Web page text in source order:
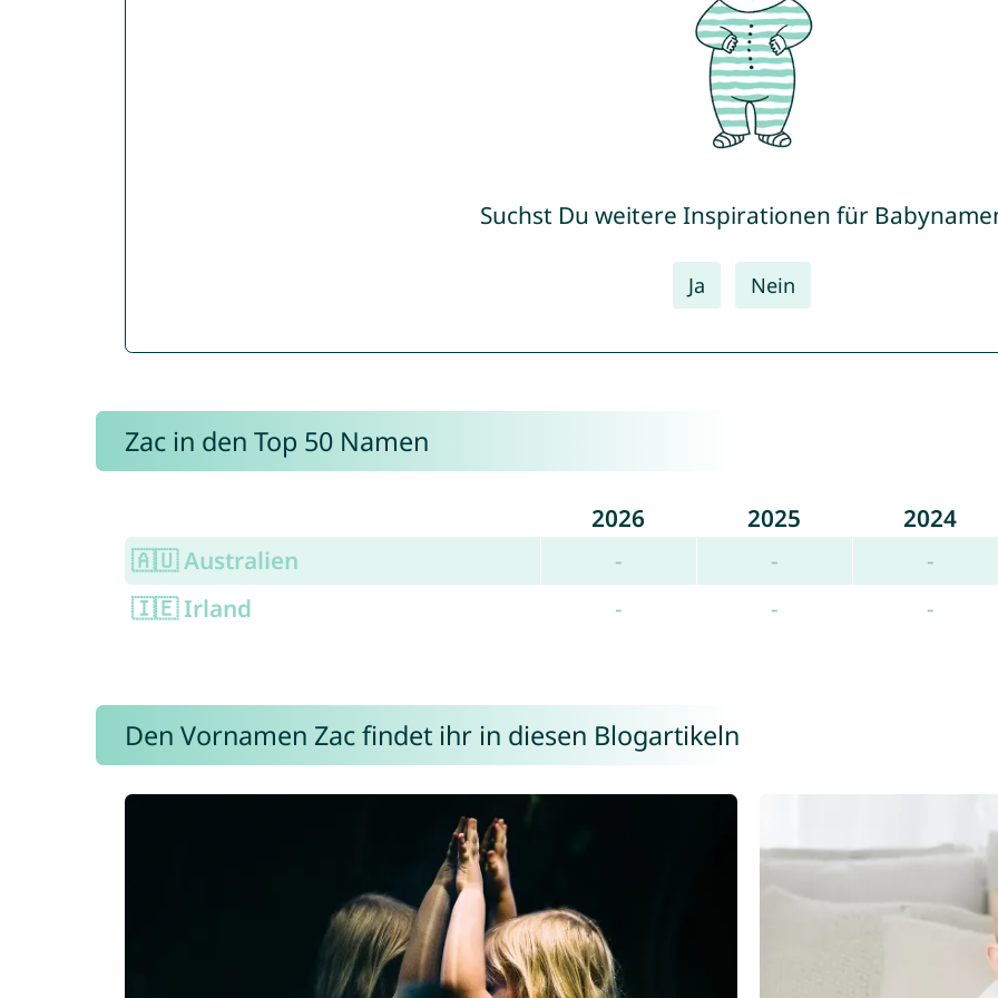
Suchst Du weitere Inspirationen für
Ja Nein
Zac in den Top 50 Namen
2026 2025
2024
🇦🇺 Australien
- -
-
🇮🇪 Irland
- - -
Den Vornamen Zac findet ihr in diesen Blogartikeln